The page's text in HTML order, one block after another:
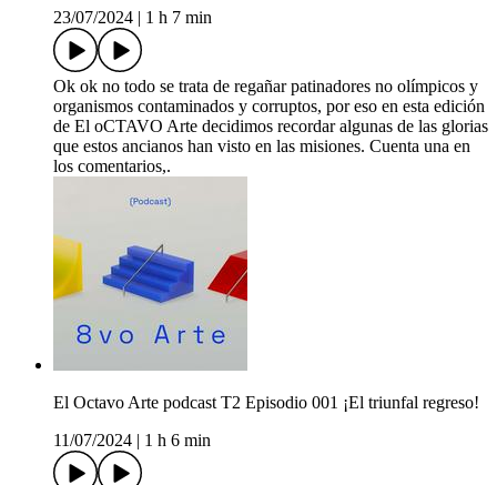
23/07/2024
1 h 7 min
Ok ok no todo se trata de regañar patinadores no olímpicos y
organismos contaminados y corruptos, por eso en esta edición
de El oCTAVO Arte decidimos recordar algunas de las glorias
que estos ancianos han visto en las misiones. Cuenta una en
los comentarios,.
El Octavo Arte podcast T2 Episodio 001 ¡El triunfal regreso!
11/07/2024
1 h 6 min